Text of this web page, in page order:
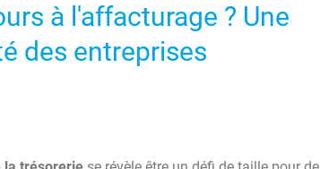
à l'affacturage ? Une
des entreprises